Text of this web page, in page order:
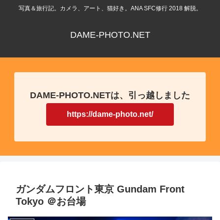
写真＆旅行記。カメラ、アート、猫好き。ANA SFC修行 2018 解脱。
DAME-PHOTO.NET
DAME-PHOTO.NETは、引っ越しました
https://dame-photo.net/
ガンダムフロント東京 Gundam Front
Tokyo ＠お台場